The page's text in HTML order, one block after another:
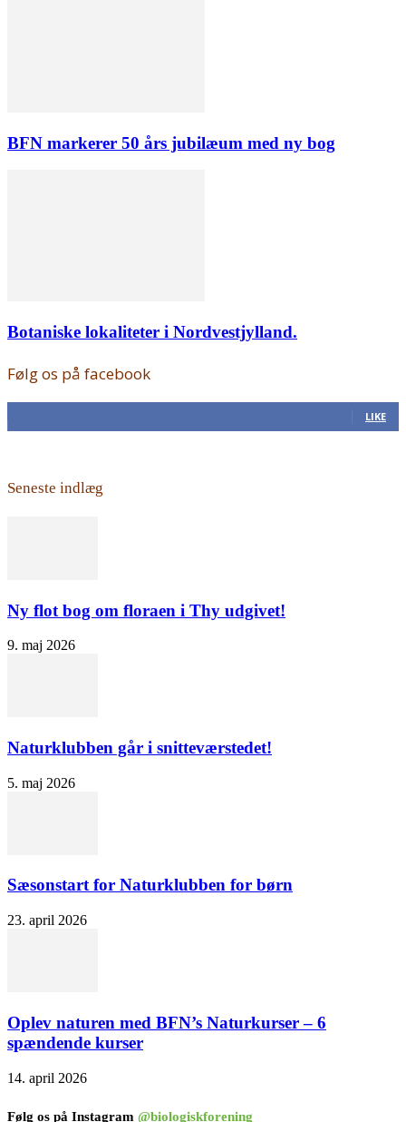
BFN markerer 50 års jubilæum med ny bog
Botaniske lokaliteter i Nordvestjylland.
Følg os på facebook
LIKE
Seneste indlæg
Ny flot bog om floraen i Thy udgivet!
9. maj 2026
Naturklubben går i snitteværstedet!
5. maj 2026
Sæsonstart for Naturklubben for børn
23. april 2026
Oplev naturen med BFN’s Naturkurser – 6
spændende kurser
14. april 2026
Følg os på Instagram @biologiskforening